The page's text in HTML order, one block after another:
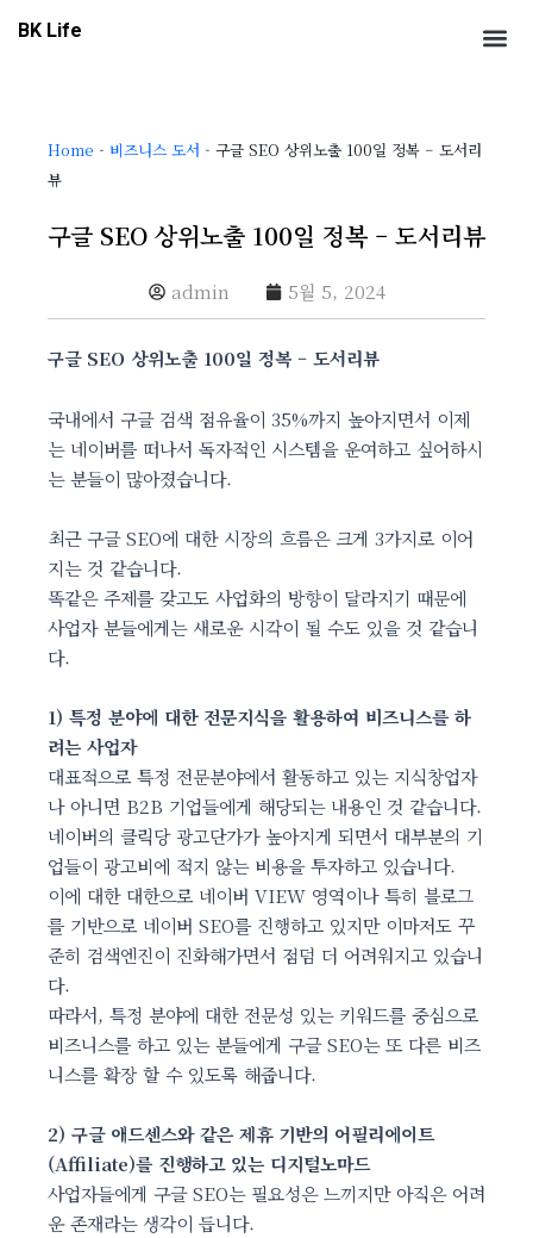
BK Life
Home - 비즈니스 도서 - 구글 SEO 상위노출 100일 정복 – 도서리
뷰
구글 SEO 상위노출 100일 정복 – 도서리뷰
admin 5월 5, 2024
구글 SEO 상위노출 100일 정복 – 도서리뷰
국내에서 구글 검색 점유율이 35%까지 높아지면서 이제
는 네이버를 떠나서 독자적인 시스템을 운여하고 싶어하시
는 분들이 많아졌습니다.
최근 구글 SEO에 대한 시장의 흐름은 크게 3가지로 이어
지는 것 같습니다.
똑같은 주제를 갖고도 사업화의 방향이 달라지기 때문에
사업자 분들에게는 새로운 시각이 될 수도 있을 것 같습니
다.
1) 특정 분야에 대한 전문지식을 활용하여 비즈니스를 하
려는 사업자
대표적으로 특정 전문분야에서 활동하고 있는 지식창업자
나 아니면 B2B 기업들에게 해당되는 내용인 것 같습니다.
네이버의 클릭당 광고단가가 높아지게 되면서 대부분의 기
업들이 광고비에 적지 않는 비용을 투자하고 있습니다.
이에 대한 대한으로 네이버 VIEW 영역이나 특히 블로그
를 기반으로 네이버 SEO를 진행하고 있지만 이마저도 꾸
준히 검색엔진이 진화해가면서 점덤 더 어려워지고 있습니
다.
따라서, 특정 분야에 대한 전문성 있는 키워드를 중심으로
비즈니스를 하고 있는 분들에게 구글 SEO는 또 다른 비즈
니스를 확장 할 수 있도록 해줍니다.
2) 구글 애드센스와 같은 제휴 기반의 어필리에이트
(Affiliate)를 진행하고 있는 디지털노마드
사업자들에게 구글 SEO는 필요성은 느끼지만 아직은 어려
운 존재라는 생각이 듭니다.